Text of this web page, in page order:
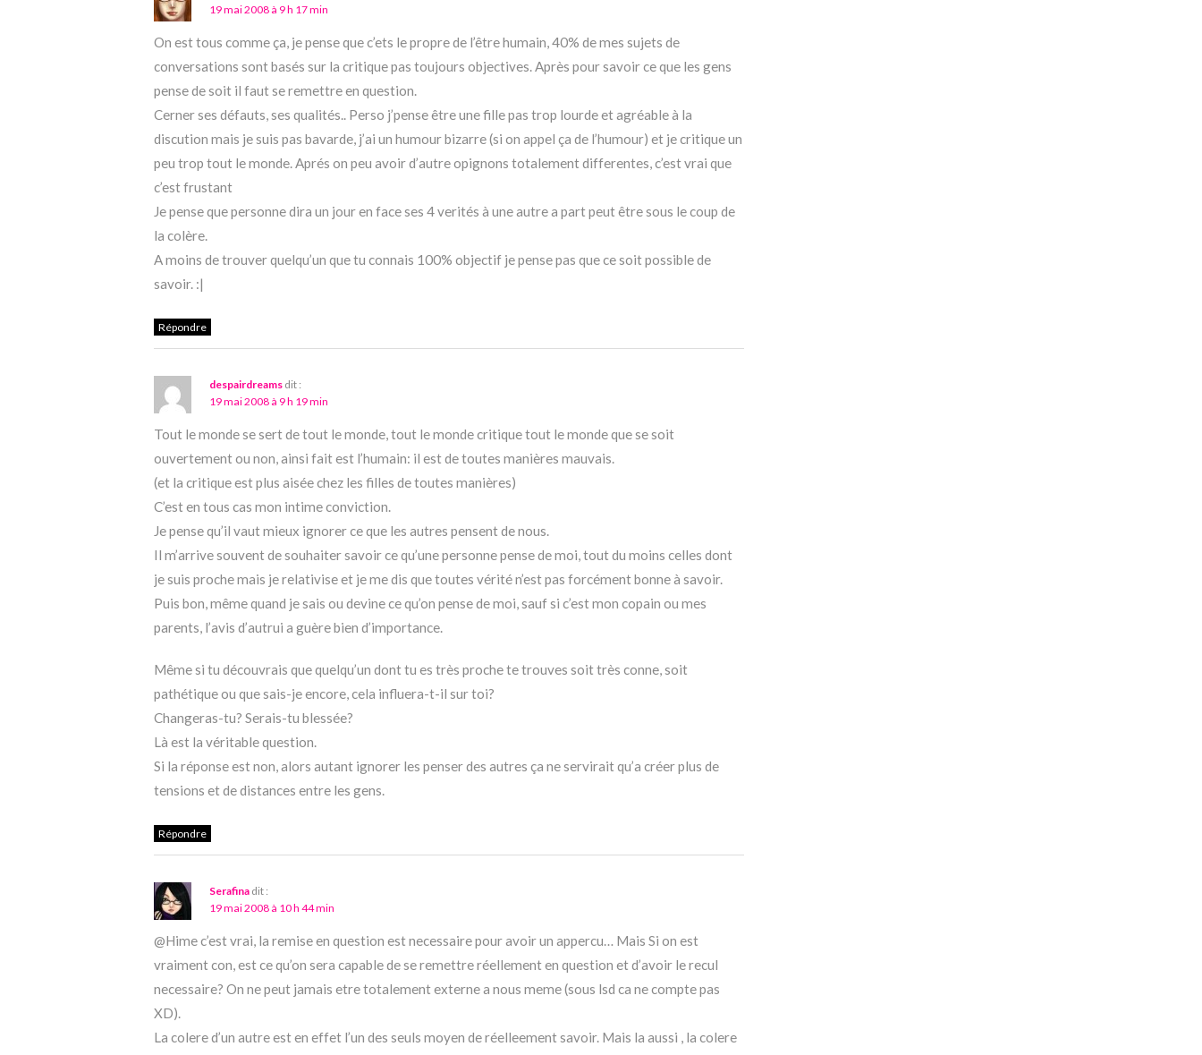
19 mai 2008 à 9 h 17 min
On est tous comme ça, je pense que c’ets le propre de l’être humain, 40% de mes sujets de
conversations sont basés sur la critique pas toujours objectives. Après pour savoir ce que les gens
pense de soit il faut se remettre en question.
Cerner ses défauts, ses qualités.. Perso j’pense être une fille pas trop lourde et agréable à la
discution mais je suis pas bavarde, j’ai un humour bizarre (si on appel ça de l’humour) et je critique un
peu trop tout le monde. Aprés on peu avoir d’autre opignons totalement differentes, c’est vrai que
c’est frustant
Je pense que personne dira un jour en face ses 4 verités à une autre a part peut être sous le coup de
la colère.
A moins de trouver quelqu’un que tu connais 100% objectif je pense pas que ce soit possible de
savoir. :|
Répondre
despairdreams dit :
19 mai 2008 à 9 h 19 min
Tout le monde se sert de tout le monde, tout le monde critique tout le monde que se soit
ouvertement ou non, ainsi fait est l’humain: il est de toutes manières mauvais.
(et la critique est plus aisée chez les filles de toutes manières)
C’est en tous cas mon intime conviction.
Je pense qu’il vaut mieux ignorer ce que les autres pensent de nous.
Il m’arrive souvent de souhaiter savoir ce qu’une personne pense de moi, tout du moins celles dont
je suis proche mais je relativise et je me dis que toutes vérité n’est pas forcément bonne à savoir.
Puis bon, même quand je sais ou devine ce qu’on pense de moi, sauf si c’est mon copain ou mes
parents, l’avis d’autrui a guère bien d’importance.
Même si tu découvrais que quelqu’un dont tu es très proche te trouves soit très conne, soit
pathétique ou que sais-je encore, cela influera-t-il sur toi?
Changeras-tu? Serais-tu blessée?
Là est la véritable question.
Si la réponse est non, alors autant ignorer les penser des autres ça ne servirait qu’a créer plus de
tensions et de distances entre les gens.
Répondre
Serafina dit :
19 mai 2008 à 10 h 44 min
@Hime c’est vrai, la remise en question est necessaire pour avoir un appercu… Mais Si on est
vraiment con, est ce qu’on sera capable de se remettre réellement en question et d’avoir le recul
necessaire? On ne peut jamais etre totalement externe a nous meme (sous lsd ca ne compte pas
XD).
La colere d’un autre est en effet l’un des seuls moyen de réelleement savoir. Mais la aussi , la colere